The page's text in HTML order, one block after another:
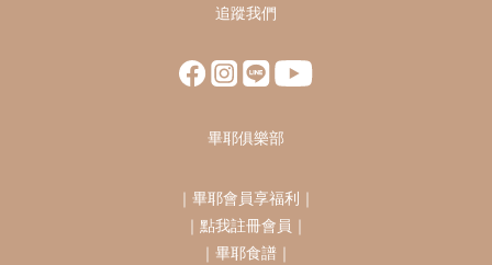
追蹤我們
畢耶俱樂部
｜ 畢耶會員享福利 ｜
｜ 點我註冊會員 ｜
｜ 畢耶食譜 ｜